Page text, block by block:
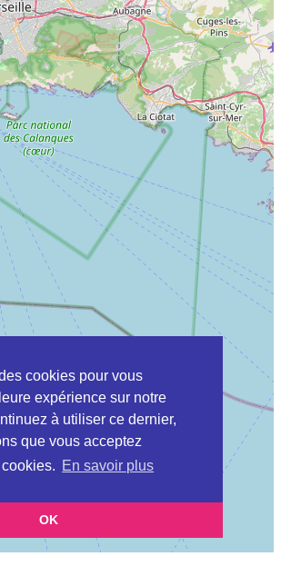
cookies pour vous
expérience sur notre
à utiliser ce dernier,
que vous acceptez
En savoir plus
OK